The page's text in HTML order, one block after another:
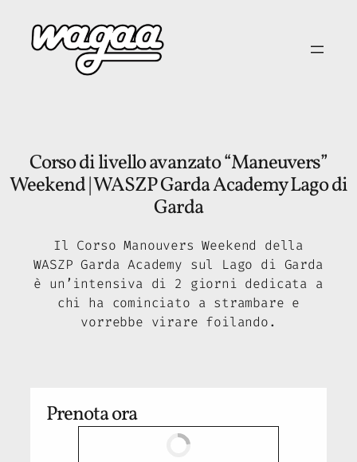
contenuto
Corso di livello avanzato “Maneuvers”
Weekend | WASZP Garda Academy Lago di
Garda
Il Corso Manouvers Weekend della
WASZP Garda Academy sul Lago di Garda
è un’intensiva di 2 giorni dedicata a
chi ha cominciato a strambare e
vorrebbe virare foilando.
Prenota ora